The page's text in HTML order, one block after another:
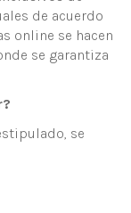
de acuerdo
online se hacen
se garantiza
se